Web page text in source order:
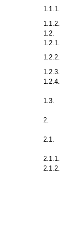
1.1.1.
1.1.2.
1.2.
1.2.1.
1.2.2.
1.2.3.
1.2.4.
1.3.
2.
2.1.
2.1.1.
2.1.2.